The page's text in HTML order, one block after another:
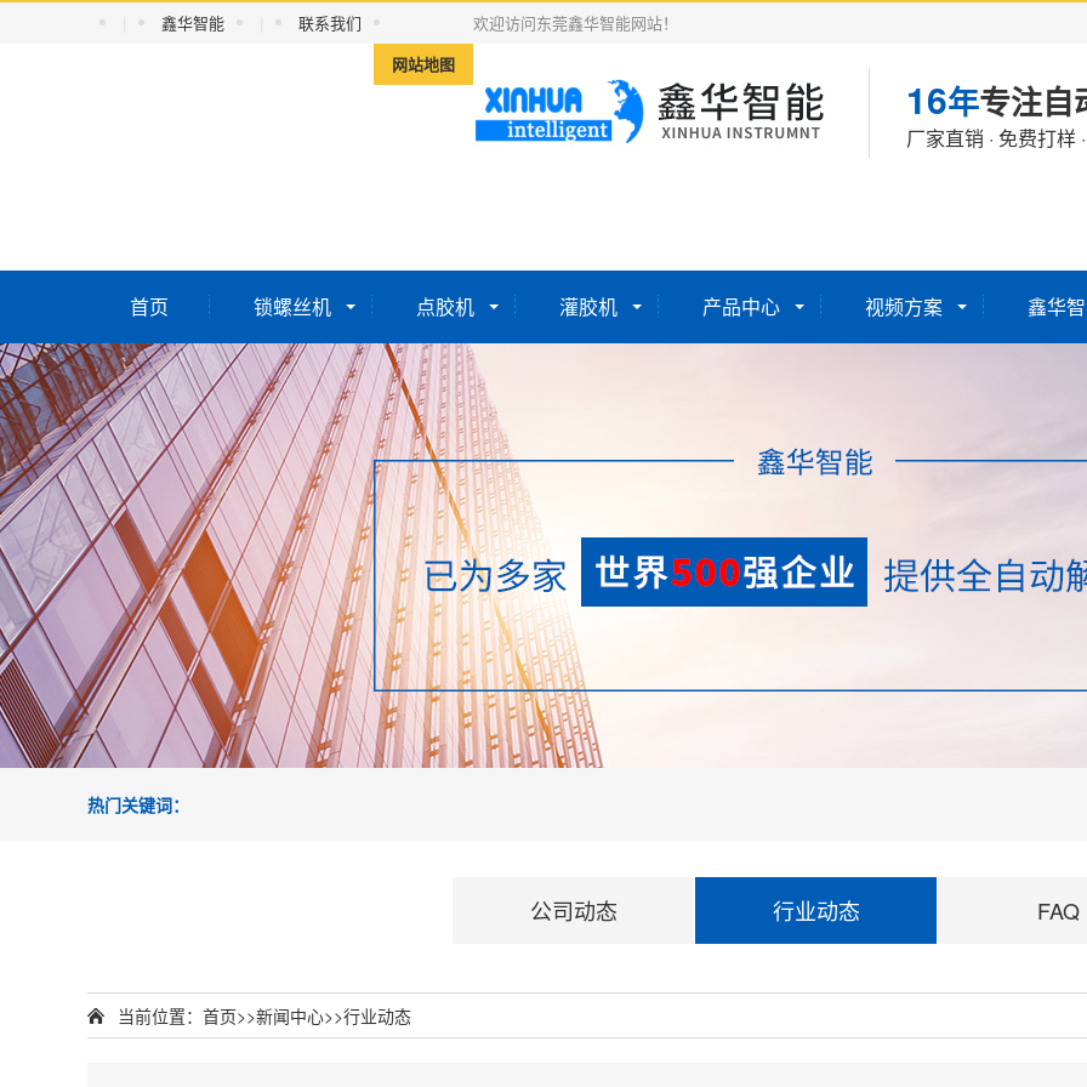
鑫华智能
联系我们
网站地图
欢迎访问东莞鑫华智能网站！
16年专注自
厂家直销 · 免费打样
首页 锁螺丝机 点胶机 灌胶机 产品中心 视频方案 鑫华
热门关键词：
公司动态 行业动态 FAQ
当前位置： 首页>>新闻中心>>行业动态